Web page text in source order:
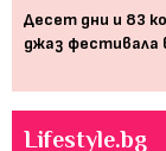
Десет дни и 83
джаз фестивала
Lifestyle.bg